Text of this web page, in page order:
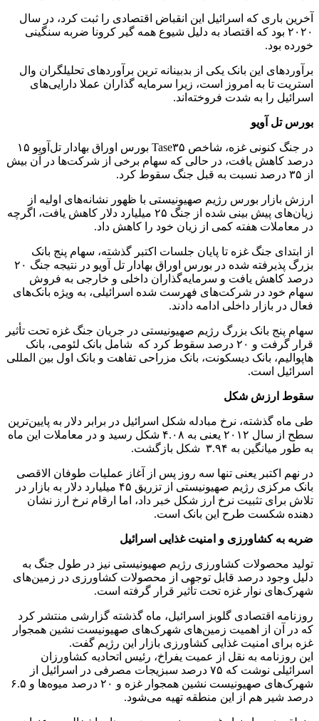
آخرین باری که اسرائیل این انقباض اقتصادی را ثبت کرد، در سال
۲۰۲۰ بود که اقتصاد به دلیل شیوع همه گیر کرونا ضربه سنگینی
خورده بود.
برآوردهای این بانک یکی از بدبینانه ترین برآوردهای تحلیلگران وال
استریت تا به امروز است، زیرا سرمایه گذاران عملا دارایی‌های
اسرائیل را به شدت فروخته‌اند.
بورس تل آویو
در جنگ کنونی غزه، شاخص Tase۳۵ بورس اوراق بهادار تل‌آویو ۱۵
درصد کاهش یافت، در حالی که سهام برخی از شرکت‌ها در آن بیش
از ۳۵ درصد نسبت به قبل جنگ سقوط کرد.
ارزش بازار بورس رژیم صهیونیستی با ظهور نشانه‌های اولیه از
زیان‌های پیش بینی شده از جنگ ۲۵ میلیارد دلار کاهش یافت، اگرچه
در معاملات هفته کمی از زیان خود را کاهش داد.
از ابتدای جنگ غزه تا پایان جلسات اکتبر گذشته، سهام پنج بانک
بزرگ پذیرفته شده در بورس اوراق بهادار تل آویو در نتیجه جنگ ۲۰
درصد کاهش یافت و سرمایه‌گذاران داخلی و خارجی به فروش
سهام خود در شرکت‌های فهرست شده اسرائیلی، به ویژه بانک‌های
فعال در بازار داخلی ادامه دادند.
سهام پنج بانک بزرگ رژیم صهیونیستی در جریان جنگ غزه تحت تأثیر
قرار گرفت و ۲۰ درصد سقوط کرد که شامل بانک لئومی، بانک
هاپوالیم، بانک دیسکونت، بانک مزراحی تفاهت و بانک اول بین المللی
اسرائیل است.
سقوط ارزش شکل
طی ماه گذشته، نرخ مبادله شکل اسرائیل در برابر دلار به پایین‌ترین
سطح از سال ۲۰۱۲ یعنی به ۴.۰۸ شکل رسید و در معاملات این ماه
به طور میانگین به ۳.۹۴ شکل بازگشت.
در نهم اکتبر یعنی تنها سه روز پس از آغاز عملیات طوفان الاقصی
بانک مرکزی رژیم صهیونیستی از تزریق ۴۵ میلیارد دلار به بازار در
تلاش برای تثبیت نرخ ارز شکل خبر داد، اما ارقام نرخ ارز نشان
دهنده شکست طرح این بانک است.
ضربه به کشاورزی و امنیت غذایی اسرائیل
تولید محصولات کشاورزی رژیم صهیونیستی نیز در طول جنگ به
دلیل وجود درصد قابل توجهی از محصولات کشاورزی در زمین‌های
شهرک‌های نوار غزه تحت تأثیر قرار گرفته است.
روزنامه اقتصادی گلوبز اسرائیل، ماه گذشته گزارشی منتشر کرد
که در آن از اهمیت زمین‌های شهرک‌های صهیونیست نشین همجوار
غزه برای امنیت غذایی کشاورزی بازار این رژیم گفت.
این روزنامه به نقل از عمیت یفراخ، رئیس اتحادیه کشاورزان
اسرائیلی نوشت که ۷۵ درصد سبزیجات مصرفی در اسرائیل از
شهرک‌های صهیونیست نشین همجوار غزه و ۲۰ درصد میوه‌ها و ۶.۵
درصد شیر هم از این منطقه تهیه می‌شود.